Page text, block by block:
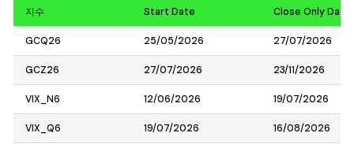
지수 Start Date Close Only Date
GCQ26 25/05/2026 27/07/2026
GCZ26 27/07/2026 23/11/2026
VIX_N6 12/06/2026 19/07/2026
VIX_Q6 19/07/2026 16/08/2026